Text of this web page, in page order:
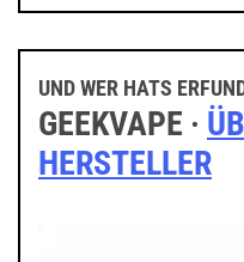
UND WER HATS
GEEKVAPE ·
HERSTELLER